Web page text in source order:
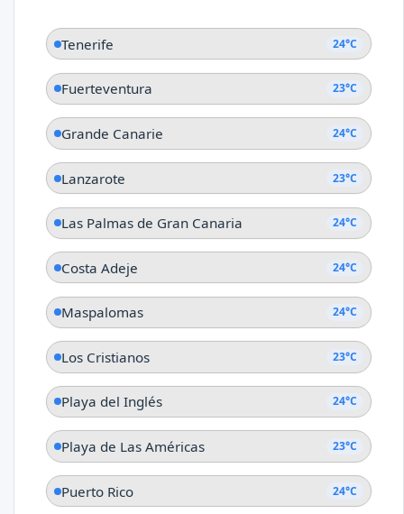
Tenerife 24°C
Fuerteventura 23°C
Grande Canarie 24°C
Lanzarote 23°C
Las Palmas de Gran Canaria 24°C
Costa Adeje 24°C
Maspalomas 24°C
Los Cristianos 23°C
Playa del Inglés 24°C
Playa de Las Américas 23°C
Puerto Rico 24°C